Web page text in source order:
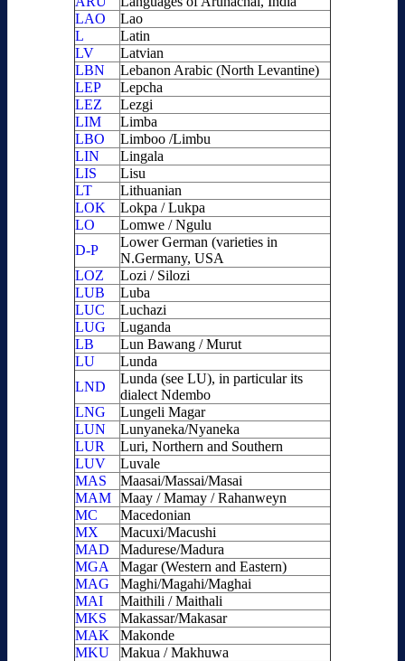
LAO
Lao
L
Latin
LV
Latvian
LBN
Lebanon Arabic (North Levantine)
LEP
Lepcha
LEZ
Lezgi
LIM
Limba
LBO
Limboo /Limbu
LIN
Lingala
LIS
Lisu
LT
Lithuanian
LOK
Lokpa / Lukpa
LO
Lomwe / Ngulu
D-P
Lower German (varieties in
N.Germany, USA
LOZ
Lozi / Silozi
LUB
Luba
LUC
Luchazi
LUG
Luganda
LB
Lun Bawang / Murut
LU
Lunda
LND
Lunda (see LU), in particular its
dialect Ndembo
LNG
Lungeli Magar
LUN
Lunyaneka/Nyaneka
LUR
Luri, Northern and Southern
LUV
Luvale
MAS
Maasai/Massai/Masai
MAM Maay / Mamay / Rahanweyn
MC
Macedonian
MX
Macuxi/Macushi
MAD
Madurese/Madura
MGA
Magar (Western and Eastern)
MAG
Maghi/Magahi/Maghai
MAI
Maithili / Maithali
MKS
Makassar/Makasar
MAK
Makonde
MKU
Makua / Makhuwa